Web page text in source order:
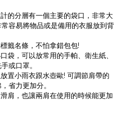
的分層有一個主要的袋口，非常大
容易將物品或是備用的衣服放到背
籤名條，不怕拿錯包包!
袋，可以放常用的手帕、衛生紙、
或口罩。
置小雨衣跟水壺歐! 可調節肩帶的
省力更加分。
肩，也讓兩肩在使用的時候能更加